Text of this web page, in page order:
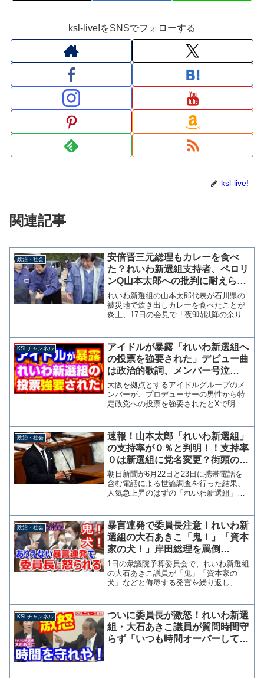
ksl-live!をSNSでフォローする
ksl-live!
関連記事
政治・社会
安倍晋三元総理もカレーを食べ
た？れいわ新選組支持者、ペロリ
ンQ山本太郎への批判に耐えられ
ずデマを流す
れいわ新選組の山本太郎代表が石川県の
被災地で炊き出しカレーを食べたことが
炎上、17日の会見で「夜9時以降の余りも
再炎上の火消しとして、れいわ新選組の
支持者は安倍晋三元総...
KSLチャンネル
アイドルが暴露「れいわ新選組へ
の投票を強要された」デビュー曲
は政治的歌詞、メンバー号泣
【KSLチャンネル】
大阪を拠点とするアイドルグループのメ
ンバーが、プロデューサーの男性から特
定政党への投票を強要されたとXで明か
デューサーの男性が参院選投開票日の翌
日に明かしており、現在は...
政治・社会
速報！山本太郎「れいわ新選組」
の支持率が０％と判明！！支持率
０は新選組に党名変更？街頭の聴
衆はただの野次馬
朝日新聞が6月22日と23日に携帯電話を
含む電話による世論調査を行った結果、
人気急上昇のはずの「れいわ新選組」の
止めているが、あれは芸能人見たさの野
次馬だったようだ。 ...
政治・社会
暴言連発で委員長注意！れいわ新
選組の大石あきこ「鬼！」「資本
家の犬！」岸田総理を罵倒
→NHK国会中継で選挙運動まで
してしまう
1日の衆議院予算委員会で、れいわ新選組
の大石あきこ議員が「鬼」「資本家の
犬」などと侮辱する発言を繰り返し、質
ださい」と注意を受ける場面があっ
た。 消費税減税を否定した岸...
KSLチャンネル
ついに委員長が激怒！れいわ新選
組・大石あきこ議員が質問時間守
らず「いつも時間オーバーしてる